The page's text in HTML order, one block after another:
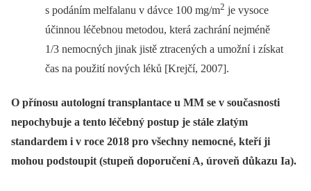
s podáním melfalanu v dávce 100 mg/m2 je vysoce
účinnou léčebnou metodou, která zachrání nejméně
1/3 nemocných jinak jistě ztracených a umožní i získat
čas na použití nových léků [Krejčí, 2007].
O přínosu autologní transplantace u MM se v současnosti
nepochybuje a tento léčebný postup je stále zlatým
standardem i v roce 2018 pro všechny nemocné, kteří ji
mohou podstoupit (stupeň doporučení A, úroveň důkazu Ia).